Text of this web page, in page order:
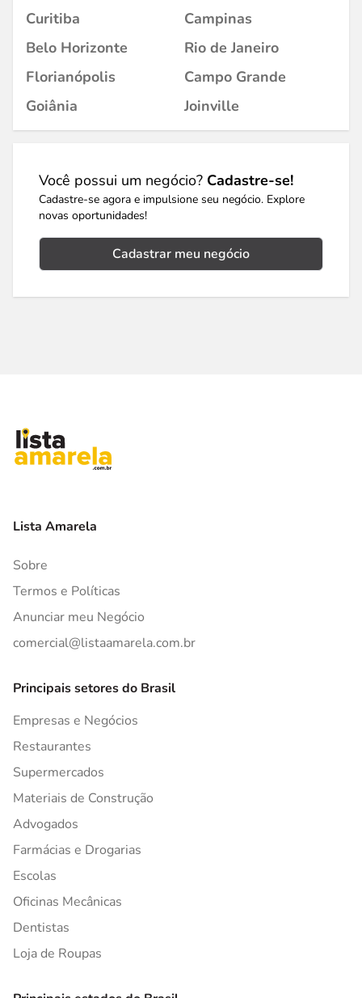
Curitiba
Campinas
Belo Horizonte
Rio de Janeiro
Florianópolis
Campo Grande
Goiânia
Joinville
Você possui um negócio? Cadastre-se!
Cadastre-se agora e impulsione seu negócio. Explore
novas oportunidades!
Cadastrar meu negócio
Lista Amarela
Sobre
Termos e Políticas
Anunciar meu Negócio
comercial@listaamarela.com.br
Principais setores do Brasil
Empresas e Negócios
Restaurantes
Supermercados
Materiais de Construção
Advogados
Farmácias e Drogarias
Escolas
Oficinas Mecânicas
Dentistas
Loja de Roupas